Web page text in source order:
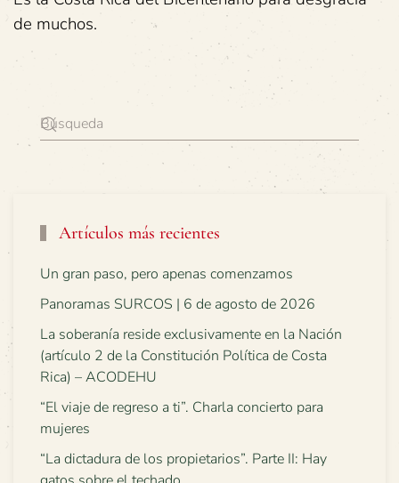
de muchos.
Artículos más recientes
Un gran paso, pero apenas comenzamos
Panoramas SURCOS | 6 de agosto de 2026
La soberanía reside exclusivamente en la Nación
(artículo 2 de la Constitución Política de Costa
Rica) – ACODEHU
“El viaje de regreso a ti”. Charla concierto para
mujeres
“La dictadura de los propietarios”. Parte II: Hay